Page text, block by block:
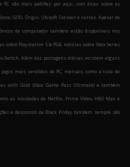
PC são mais padrões por aqui, com dicas sobre as
GOG, Origin, Ubisoft Connect e outras. Apesar de
de computador também estão disponíveis nos
Playstation 5 (e PS4), notícias sobre Xbox Series
Switch. Além das postagens diárias, existem alguns
mais vendidos de PC, mensais como a lista de
with Gold (Xbox Game Pass Ultimate) e também
as novidades da Netflix, Prime Video, HBO Max e
e descontos da Black Friday também sempre são